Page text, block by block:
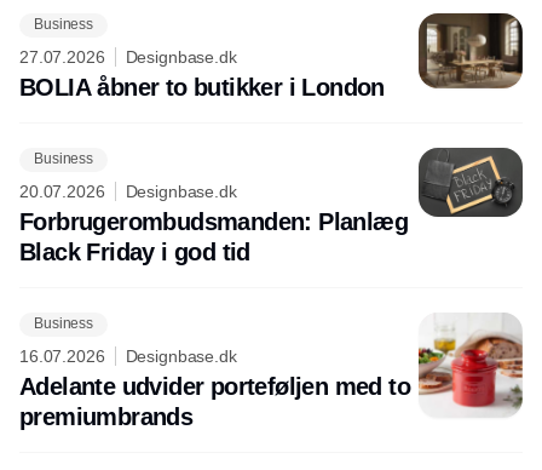
Business
27.07.2026 Designbase.dk
BOLIA åbner to butikker i London
Business
20.07.2026 Designbase.dk
Forbrugerombudsmanden: Planlæg
Black Friday i god tid
Business
16.07.2026 Designbase.dk
Adelante udvider porteføljen med to
premiumbrands